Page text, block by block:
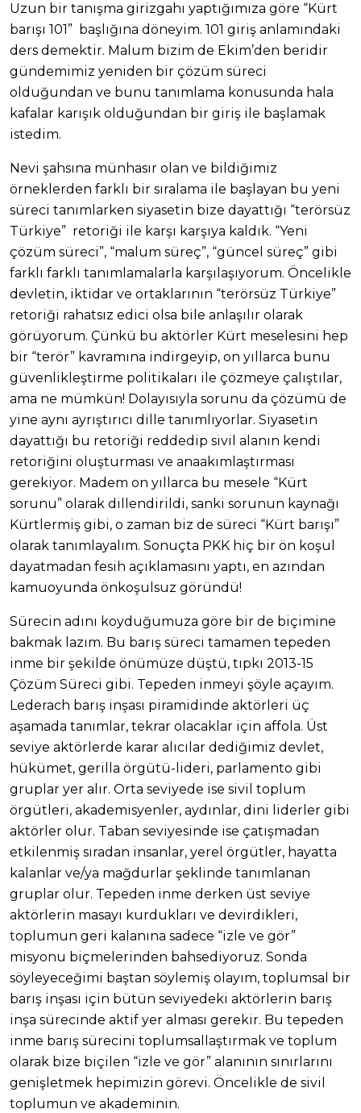
Uzun bir tanışma girizgahı yaptığımıza göre “Kürt
barışı 101” başlığına döneyim. 101 giriş anlamındaki
ders demektir. Malum bizim de Ekim’den beridir
gündemimiz yeniden bir çözüm süreci
olduğundan ve bunu tanımlama konusunda hala
kafalar karışık olduğundan bir giriş ile başlamak
istedim.
Nevi şahsına münhasır olan ve bildiğimiz
örneklerden farklı bir sıralama ile başlayan bu yeni
süreci tanımlarken siyasetin bize dayattığı “terörsüz
Türkiye” retoriği ile karşı karşıya kaldık. “Yeni
çözüm süreci”, “malum süreç”, “güncel süreç” gibi
farklı farklı tanımlamalarla karşılaşıyorum. Öncelikle
devletin, iktidar ve ortaklarının “terörsüz Türkiye”
retoriği rahatsız edici olsa bile anlaşılır olarak
görüyorum. Çünkü bu aktörler Kürt meselesini hep
bir “terör” kavramına indirgeyip, on yıllarca bunu
güvenlikleştirme politikaları ile çözmeye çalıştılar,
ama ne mümkün! Dolayısıyla sorunu da çözümü de
yine aynı ayrıştırıcı dille tanımlıyorlar. Siyasetin
dayattığı bu retoriği reddedip sivil alanın kendi
retoriğini oluşturması ve anaakımlaştırması
gerekiyor. Madem on yıllarca bu mesele “Kürt
sorunu” olarak dillendirildi, sanki sorunun kaynağı
Kürtlermiş gibi, o zaman biz de süreci “Kürt barışı”
olarak tanımlayalım. Sonuçta PKK hiç bir ön koşul
dayatmadan fesih açıklamasını yaptı, en azından
kamuoyunda önkoşulsuz göründü!
Sürecin adını koyduğumuza göre bir de biçimine
bakmak lazım. Bu barış süreci tamamen tepeden
inme bir şekilde önümüze düştü, tıpkı 2013-15
Çözüm Süreci gibi. Tepeden inmeyi şöyle açayım.
Lederach barış inşası piramidinde aktörleri üç
aşamada tanımlar, tekrar olacaklar için affola. Üst
seviye aktörlerde karar alıcılar dediğimiz devlet,
hükümet, gerilla örgütü-lideri, parlamento gibi
gruplar yer alır. Orta seviyede ise sivil toplum
örgütleri, akademisyenler, aydınlar, dini liderler gibi
aktörler olur. Taban seviyesinde ise çatışmadan
etkilenmiş sıradan insanlar, yerel örgütler, hayatta
kalanlar ve/ya mağdurlar şeklinde tanımlanan
gruplar olur. Tepeden inme derken üst seviye
aktörlerin masayı kurdukları ve devirdikleri,
toplumun geri kalanına sadece “izle ve gör”
misyonu biçmelerinden bahsediyoruz. Sonda
söyleyeceğimi baştan söylemiş olayım, toplumsal bir
barış inşası için bütün seviyedeki aktörlerin barış
inşa sürecinde aktif yer alması gerekir. Bu tepeden
inme barış sürecini toplumsallaştırmak ve toplum
olarak bize biçilen “izle ve gör” alanının sınırlarını
genişletmek hepimizin görevi. Öncelikle de sivil
toplumun ve akademinin.